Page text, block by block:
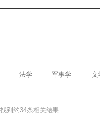
法学 军事学 文
找到约34条相关结果